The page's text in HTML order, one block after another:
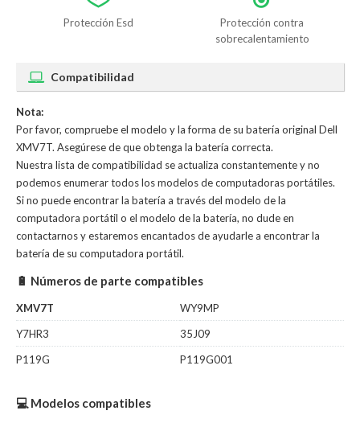
Protección Esd
Protección contra
sobrecalentamiento
Compatibilidad
Nota:
Por favor, compruebe el modelo y la forma de su batería original Dell
XMV7T. Asegúrese de que obtenga la batería correcta.
Nuestra lista de compatibilidad se actualiza constantemente y no
podemos enumerar todos los modelos de computadoras portátiles.
Si no puede encontrar la batería a través del modelo de la
computadora portátil o el modelo de la batería, no dude en
contactarnos y estaremos encantados de ayudarle a encontrar la
batería de su computadora portátil.
🔋 Números de parte compatibles
XMV7T
WY9MP
Y7HR3
35J09
P119G
P119G001
💻 Modelos compatibles